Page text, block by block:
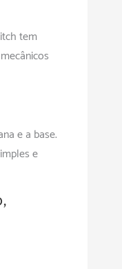
tem
e a base.
e